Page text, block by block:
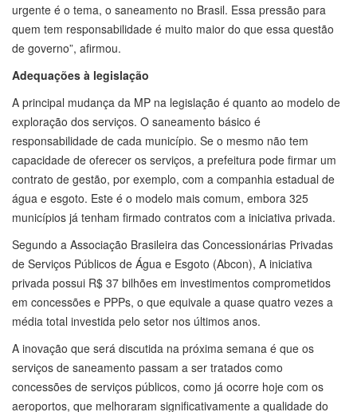
urgente é o tema, o saneamento no Brasil. Essa pressão para
quem tem responsabilidade é muito maior do que essa questão
de governo”, afirmou.
Adequações à legislação
A principal mudança da MP na legislação é quanto ao modelo de
exploração dos serviços. O saneamento básico é
responsabilidade de cada município. Se o mesmo não tem
capacidade de oferecer os serviços, a prefeitura pode firmar um
contrato de gestão, por exemplo, com a companhia estadual de
água e esgoto. Este é o modelo mais comum, embora 325
municípios já tenham firmado contratos com a iniciativa privada.
Segundo a Associação Brasileira das Concessionárias Privadas
de Serviços Públicos de Água e Esgoto (Abcon), A iniciativa
privada possui R$ 37 bilhões em investimentos comprometidos
em concessões e PPPs, o que equivale a quase quatro vezes a
média total investida pelo setor nos últimos anos.
A inovação que será discutida na próxima semana é que os
serviços de saneamento passam a ser tratados como
concessões de serviços públicos, como já ocorre hoje com os
aeroportos, que melhoraram significativamente a qualidade do